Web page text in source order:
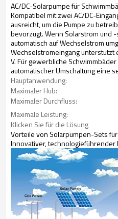
AC/DC-Solarpumpe für
Kompatibel mit zwei AC/DC-
ausreicht, um die Pumpe zu
bevorzugt. Wenn Solarstrom und
automatisch auf Wechselstrom
Wechselstromeingang
V. Für gewerbliche
automatischer Umschaltung eine
Hauptanwendung:
Maximaler Hub:
Maximaler Durchfluss:
Maximale Leistung:
Klicken Sie für die Lösung
Vorteile von Solarpumpen-Sets
Innovativer,